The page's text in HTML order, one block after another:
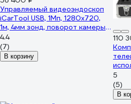
Управляемый видеоэндоскоп
iCarTool USB, 1Мп, 1280x720,
1м, 4мм зонд, поворот камеры
4х360° IC-V104AW
4.4
(7)
В корзину
110
40.0
5
(5)
В